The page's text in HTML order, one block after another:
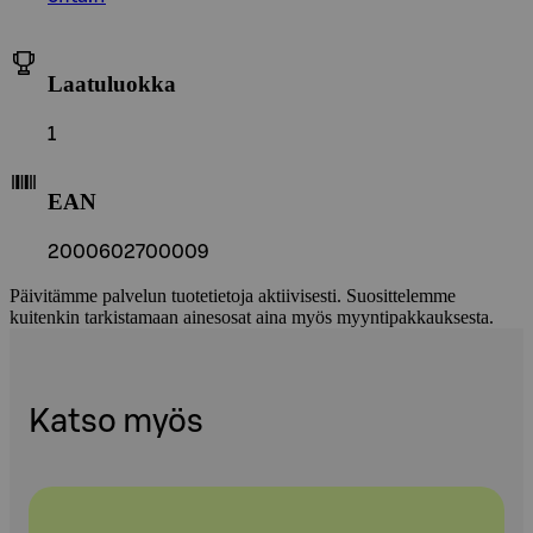
Laatuluokka
1
EAN
2000602700009
Päivitämme palvelun tuotetietoja aktiivisesti. Suosittelemme
kuitenkin tarkistamaan ainesosat aina myös myyntipakkauksesta.
Katso myös